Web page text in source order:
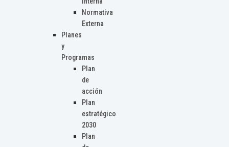
Normativa
Externa
Planes
y
Programas
Plan
de
acción
Plan
estratégico
2030
Plan